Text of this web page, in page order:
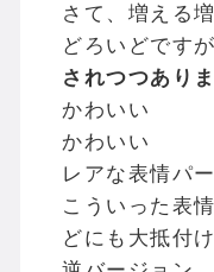
さて、増える
どろいどですが
されつつありま
かわいい
かわいい
レアな表情パ
こういった表
どにも大抵付